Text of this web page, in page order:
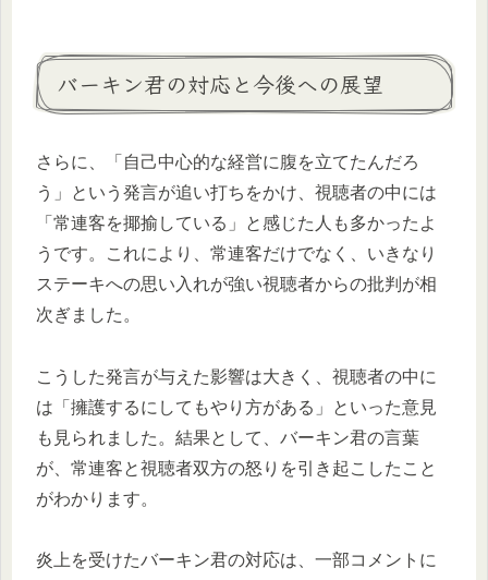
バーキン君の対応と今後への展望
さらに、「自己中心的な経営に腹を立てたんだろ
う」という発言が追い打ちをかけ、視聴者の中には
「常連客を揶揄している」と感じた人も多かったよ
うです。これにより、常連客だけでなく、いきなり
ステーキへの思い入れが強い視聴者からの批判が相
次ぎました。
こうした発言が与えた影響は大きく、視聴者の中に
は「擁護するにしてもやり方がある」といった意見
も見られました。結果として、バーキン君の言葉
が、常連客と視聴者双方の怒りを引き起こしたこと
がわかります。
炎上を受けたバーキン君の対応は、一部コメントに